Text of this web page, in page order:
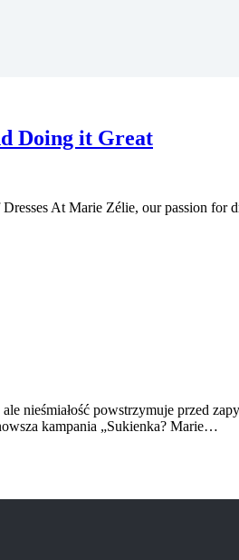
Doing it Great
At Marie Zélie, our passion for
nieśmiałość powstrzymuje przed
kampania „Sukienka? Marie…